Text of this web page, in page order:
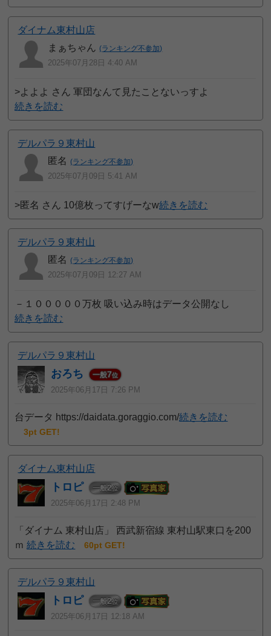
ダイナム東村山店
まぁちゃん (ランキング不参加)
2025年07月28日 4:40 AM
>よよよ さん 軍団なんて見たことないっすよ
続きを読む
デルパラ９東村山
匿名 (ランキング不参加)
2025年07月09日 5:41 AM
>匿名 さん 10億枚ってすげーなw続きを読む
デルパラ９東村山
匿名 (ランキング不参加)
2025年07月09日 12:27 AM
－１０００００万枚 吸い込み時はデータ公開なし
続きを読む
デルパラ９東村山
おろち 一般7位
2025年06月17日 7:26 PM
台データ https://daidata.goraggio.com/続きを読む
3pt GET!
ダイナム東村山店
トロピ 一般2位
2025年06月17日 2:48 PM
「ダイナム 東村山店」 西武新宿線 東村山駅東口を200
ｍ続きを読む 60pt GET!
デルパラ９東村山
トロピ 一般2位
2025年06月17日 12:18 AM